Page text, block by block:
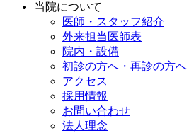
当院について
医師・スタッフ紹介
外来担当医師表
院内・設備
初診の方へ・再診の方へ
アクセス
採用情報
お問い合わせ
法人理念